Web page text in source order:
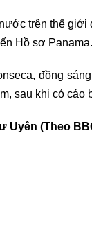
trên thế giới
Hồ sơ Panama.
đồng
sau khi có cáo
Uyên (Theo